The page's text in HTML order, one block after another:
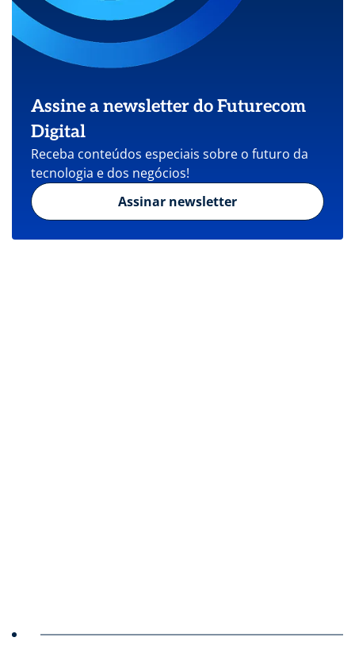
Assine a newsletter do Futurecom
Digital
Receba conteúdos especiais sobre o futuro da
tecnologia e dos negócios!
Assinar newsletter